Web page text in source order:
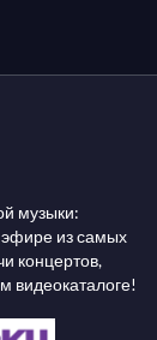
музыки:
из самых
концертов,
видеокаталоге!